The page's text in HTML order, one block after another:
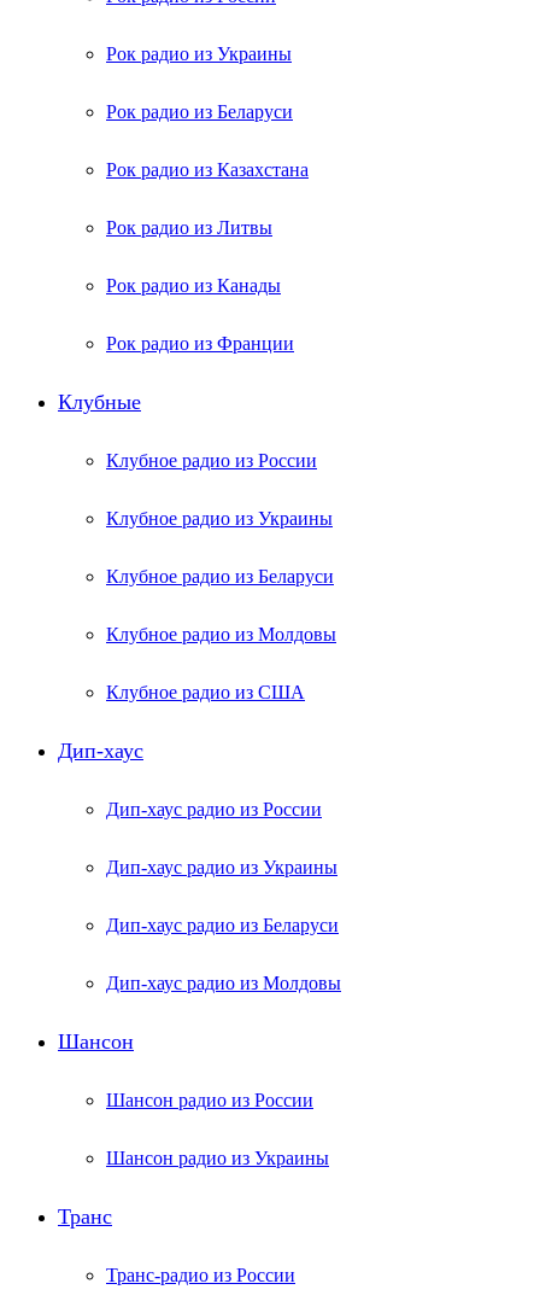
Рок радио из Украины
Рок радио из Беларуси
Рок радио из Казахстана
Рок радио из Литвы
Рок радио из Канады
Рок радио из Франции
Клубные
Клубное радио из России
Клубное радио из Украины
Клубное радио из Беларуси
Клубное радио из Молдовы
Клубное радио из США
Дип-хаус
Дип-хаус радио из России
Дип-хаус радио из Украины
Дип-хаус радио из Беларуси
Дип-хаус радио из Молдовы
Шансон
Шансон радио из России
Шансон радио из Украины
Транс
Транс-радио из России